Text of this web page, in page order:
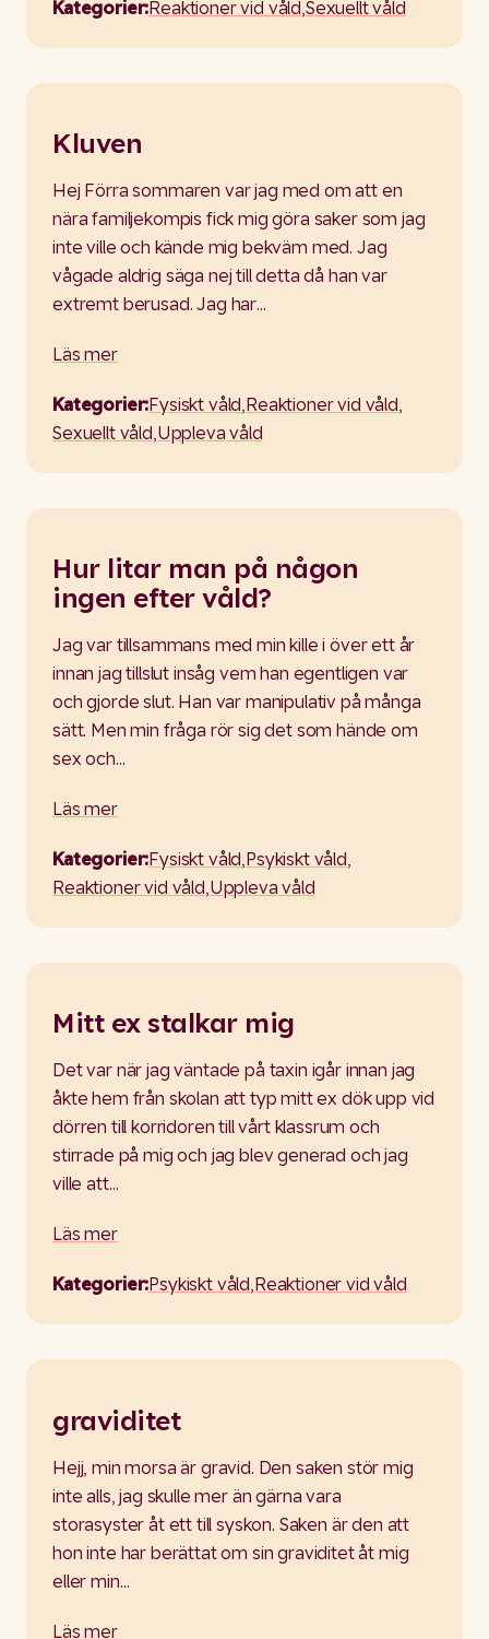
Kategorier:Reaktioner vid våld,Sexuellt våld
Kluven
Hej Förra sommaren var jag med om att en
nära familjekompis fick mig göra saker som jag
inte ville och kände mig bekväm med. Jag
vågade aldrig säga nej till detta då han var
extremt berusad. Jag har…
Läs mer
Kategorier:Fysiskt våld,Reaktioner vid våld,
Sexuellt våld,Uppleva våld
Hur litar man på någon
ingen efter våld?
Jag var tillsammans med min kille i över ett år
innan jag tillslut insåg vem han egentligen var
och gjorde slut. Han var manipulativ på många
sätt. Men min fråga rör sig det som hände om
sex och…
Läs mer
Kategorier:Fysiskt våld,Psykiskt våld,
Reaktioner vid våld,Uppleva våld
Mitt ex stalkar mig
Det var när jag väntade på taxin igår innan jag
åkte hem från skolan att typ mitt ex dök upp vid
dörren till korridoren till vårt klassrum och
stirrade på mig och jag blev generad och jag
ville att…
Läs mer
Kategorier:Psykiskt våld,Reaktioner vid våld
graviditet
Hejj, min morsa är gravid. Den saken stör mig
inte alls, jag skulle mer än gärna vara
storasyster åt ett till syskon. Saken är den att
hon inte har berättat om sin graviditet åt mig
eller min…
Läs mer